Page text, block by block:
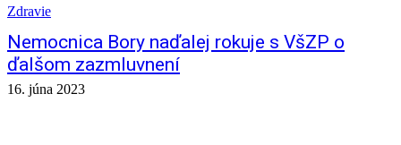
Zdravie
Nemocnica Bory naďalej rokuje s VšZP o
ďalšom zazmluvnení
16. júna 2023